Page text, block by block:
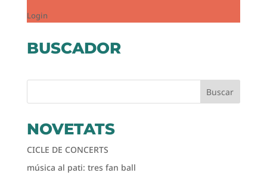
Login
BUSCADOR
Buscar
NOVETATS
CICLE DE CONCERTS
música al pati: tres fan ball